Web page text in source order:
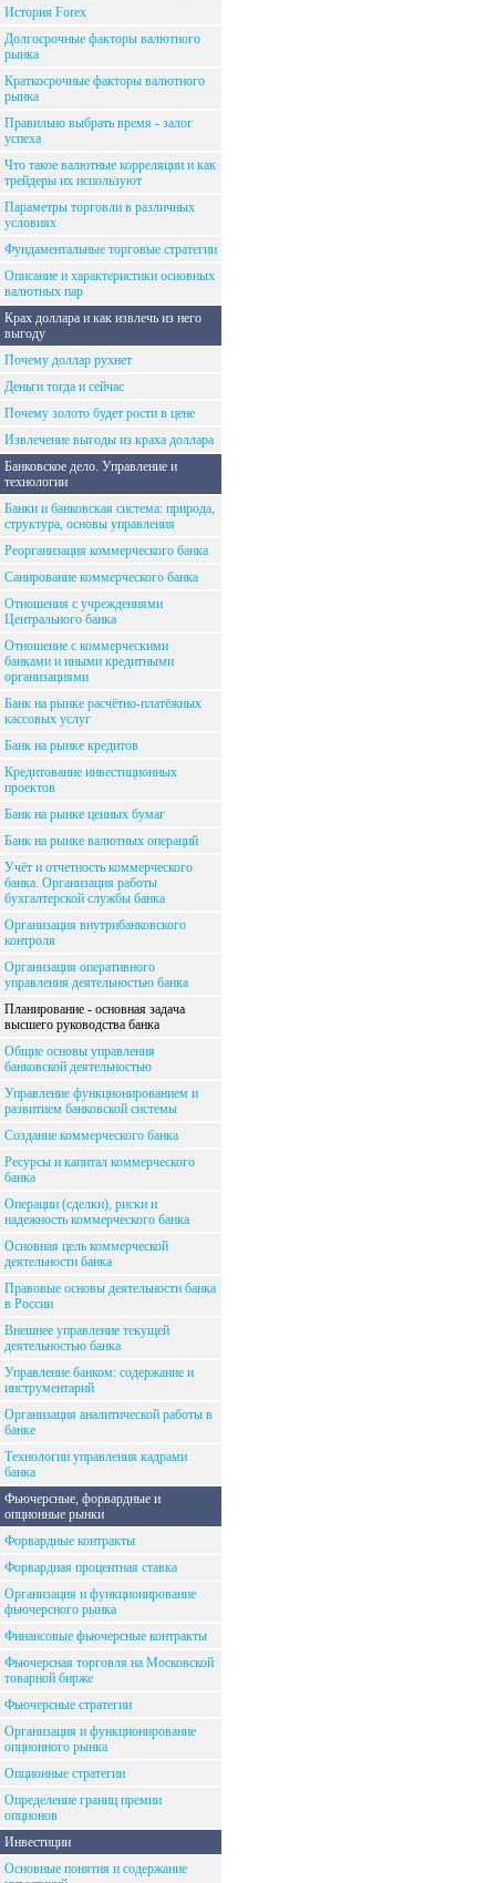
История Forex
Долгосрочные факторы валютного
рынка
Краткосрочные факторы валютного
рынка
Правильно выбрать время - залог
успеха
Что такое валютные корреляции и как
трейдеры их используют
Параметры торговли в различных
условиях
Фундаментальные торговые стратегии
Описание и характеристики основных
валютных пар
Крах доллара и как извлечь из него
выгоду
Почему доллар рухнет
Деньги тогда и сейчас
Почему золото будет рости в цене
Извлечение выгоды из краха доллара
Банковское дело. Управление и
технологии
Банки и банковская система: природа,
структура, основы управления
Реорганизация коммерческого банка
Санирование коммерческого банка
Отношения с учреждениями
Центрального банка
Отношение с коммерческими
банками и иными кредитными
организациями
Банк на рынке расчётно-платёжных
кассовых услуг
Банк на рынке кредитов
Кредитование инвестиционных
проектов
Банк на рынке ценных бумаг
Банк на рынке валютных операций
Учёт и отчетность коммерческого
банка. Организация работы
бухгалтерской службы банка
Организация внутрибанковского
контроля
Организация оперативного
управления деятельностью банка
Планирование - основная задача
высшего руководства банка
Общие основы управления
банковской деятельностью
Управление функционированием и
развитием банковской системы
Создание коммерческого банка
Ресурсы и капитал коммерческого
банка
Операции (сделки), риски и
надежность коммерческого банка
Основная цель коммерческой
деятельности банка
Правовые основы деятельности банка
в России
Внешнее управление текущей
деятельностью банка
Управление банком: содержание и
инструментарий
Организация аналитической работы в
банке
Технологии управления кадрами
банка
Фьючерсные, форвардные и
опционные рынки
Форвардные контракты
Форвардная процентная ставка
Организация и функционирование
фьючерсного рынка
Финансовые фьючерсные контракты
Фьючерсная торговля на Московской
товарной бирже
Фьючерсные стратегии
Организация и функционирование
опционного рынка
Опционные стратегии
Определение границ премии
опционов
Инвестиции
Основные понятия и содержание